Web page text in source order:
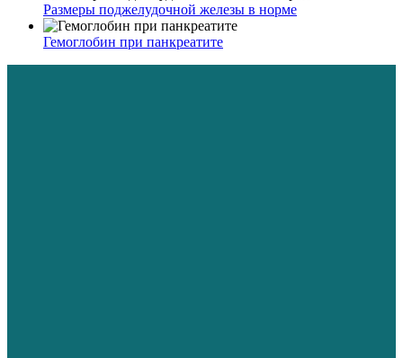
Размеры поджелудочной железы в норме
Гемоглобин при панкреатите